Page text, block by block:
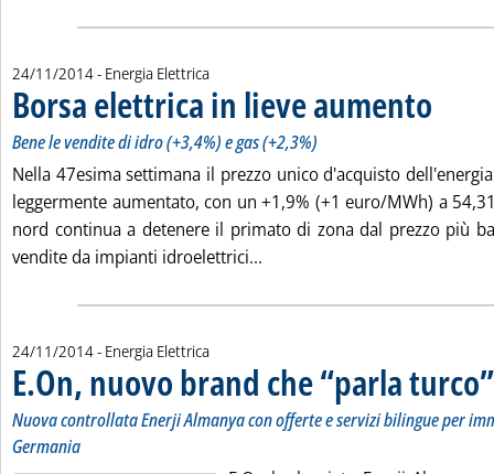
24/11/2014- Energia Elettrica
Borsa elettrica in lieve aumento
Bene le vendite di idro (+3,4%) e gas (+2,3%)
Nella 47esima settimana il prezzo unico d'acquisto
leggermente aumentato, con un +1,9% (+1 euro/MWh) a
nord continua a detenere il primato di zona dal prezzo più
vendite da impianti idroelettrici...
24/11/2014- Energia Elettrica
E.On, nuovo brand che “parla turco”
Nuova controllata Enerji Almanya con offerte e servizi bilingue per
Germania